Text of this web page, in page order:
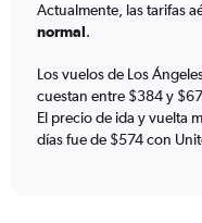
The
chart
1
Y
axis
displaying
Actualmente, las tarifas
normal.
Los vuelos de Los
cuestan entre $384 y
El precio de ida y vuelta
días fue de $574 con